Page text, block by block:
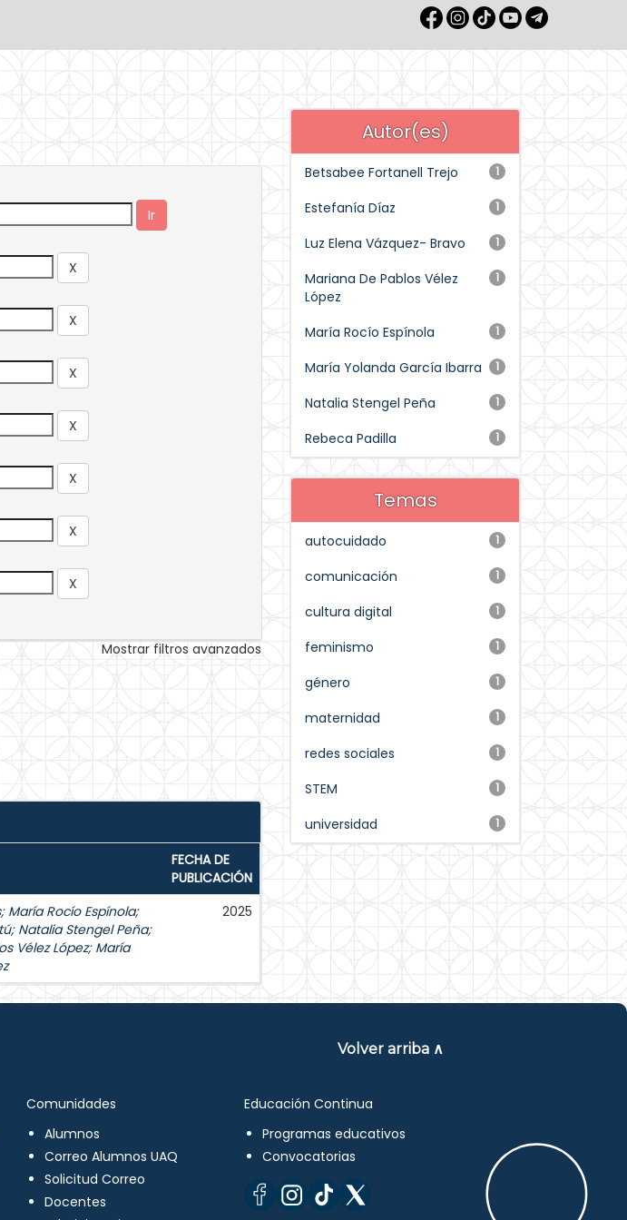
Mostrar filtros avanzados
FECHA DE
PUBLICACIÓN
; María Rocío Espínola;
; Natalia Stengel Peña;
Vélez López; María
2025
Autor(es)
1
Betsabee Fortanell Trejo
1
Estefanía Díaz
1
Luz Elena Vázquez- Bravo
1
Mariana De Pablos Vélez
López
1
María Rocío Espínola
1
María Yolanda García Ibarra
1
Natalia Stengel Peña
1
Rebeca Padilla
Temas
1
autocuidado
1
comunicación
1
cultura digital
1
feminismo
1
género
1
maternidad
1
redes sociales
1
STEM
1
universidad
Volver arriba ∧
Comunidades
Alumnos
Correo Alumnos UAQ
Solicitud Correo
Docentes
Educación Continua
Programas educativos
Convocatorias